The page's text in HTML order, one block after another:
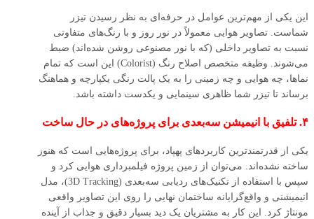
این یکی از مهم‌ترین عوامل در حرفه‌ای به نظر رسیدن تیزر
شماست. تصاویر هوایی معمولاً در نور روز و با رنگ‌های متفاوتی
نسبت به تصاویر داخلی (که با نور مصنوعی روشن شده‌اند) ضبط
می‌شوند. وظیفه متخصص اصلاح رنگ (Colorist) این است که تمام
نماها، چه هوایی و چه زمینی را به یک پالت رنگی یکپارچه و هماهنگ
برساند تا تیزر شما ظاهری سینمایی و یکدست داشته باشد.
۴. تلفیق با انیمیشن سه‌بعدی برای پروژه‌های در حال ساخت
یکی از قدرتمندترین کاربردهای پهپاد، برای پروژه‌هایی است که هنوز
ساخته نشده‌اند. می‌توان از زمین پروژه فیلمبرداری هوایی کرد و
سپس با استفاده از تکنیک‌های ردیابی سه‌بعدی (3D Tracking)، مدل
انیمیشنی و واقع‌گرایانه ساختمان نهایی را روی این تصاویر واقعی
مونتاژ کرد. این کار به مشتریان یک دید بسیار دقیق و جذاب از آینده